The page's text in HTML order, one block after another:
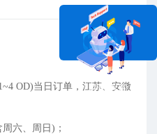
OD)当日订单，江苏、安徽
六、周日)；
在线咨询